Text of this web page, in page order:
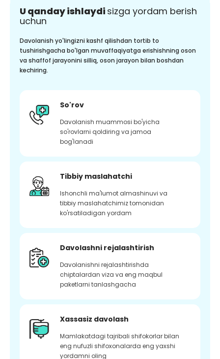
U qanday ishlaydi sizga yordam berish
uchun
Davolanish yo'lingizni kashf qilishdan tortib to
tushirishgacha bo'lgan muvaffaqiyatga erishishning oson
va shaffof jarayonini silliq, oson jarayon bilan boshdan
kechiring.
So'rov
Davolanish muammosi bo'yicha
so'rovlarni qoldiring va jamoa
bog'lanadi
Tibbiy maslahatchi
Ishonchli ma'lumot almashinuvi va
tibbiy maslahatchimiz tomonidan
ko'rsatiladigan yordam
Davolashni rejalashtirish
Davolanishni rejalashtirishda
chiptalardan viza va eng maqbul
paketlarni tanlashgacha
Xassasiz davolash
Mamlakatdagi tajribali shifokorlar bilan
eng nufuzli shifoxonalarda eng yaxshi
yordamni oling